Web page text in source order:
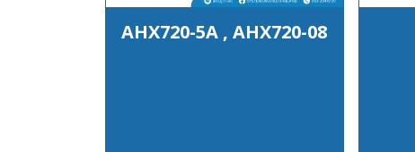
AHX720-5A , AHX720-08